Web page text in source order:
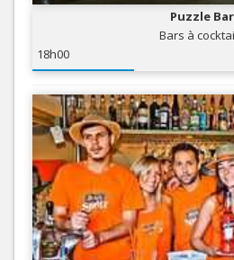
Puzzle Bar
Bars à
18h00